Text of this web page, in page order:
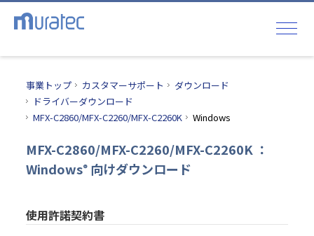
事業トップ カスタマーサポート
ダウンロード
ドライバーダウンロード
MFX-C2860/MFX-C2260/MFX-C2260K
Windows
MFX-C2860/MFX-C2260/MFX-C2260K ：
Windows® 向けダウンロード
使用許諾契約書